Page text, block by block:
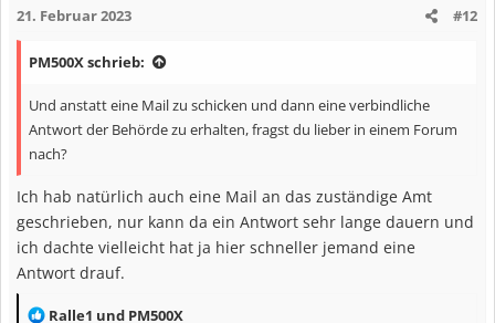
o
e
:
21. Februar 2023 #12
PM500X schrieb:
Und anstatt eine Mail zu schicken und dann eine verbindliche
Antwort der Behörde zu erhalten, fragst du lieber in einem Forum
nach?
Ich hab natürlich auch eine Mail an das zuständige Amt
geschrieben, nur kann da ein Antwort sehr lange dauern und
ich dachte vielleicht hat ja hier schneller jemand eine
Antwort drauf.
R
Ralle1 und PM500X